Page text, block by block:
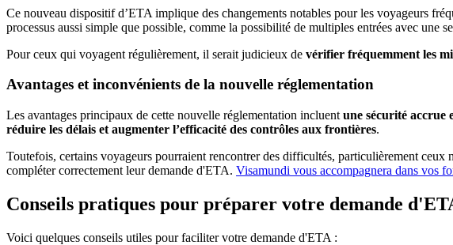
Ce nouveau dispositif d’ETA implique des changements notables pour les voyageurs
processus aussi simple que possible, comme la possibilité de multiples entrées avec une
Pour ceux qui voyagent régulièrement, il serait judicieux de vérifier fréquemment les
Avantages et inconvénients de la nouvelle réglementation
Les avantages principaux de cette nouvelle réglementation incluent une sécurité accrue
réduire les délais et augmenter l’efficacité des contrôles aux frontières.
Toutefois, certains voyageurs pourraient rencontrer des difficultés, particulièrement
compléter correctement leur demande d'ETA. Visamundi vous accompagnera dans vos
Conseils pratiques pour préparer votre demande
Voici quelques conseils utiles pour faciliter votre demande d'ETA :